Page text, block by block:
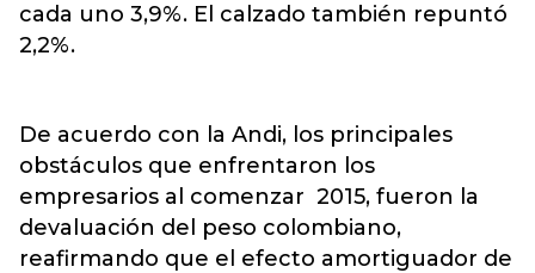
cada uno 3,9%. El calzado también repuntó
2,2%.
De acuerdo con la Andi, los principales
obstáculos que enfrentaron los
empresarios al comenzar 2015, fueron la
devaluación del peso colombiano,
reafirmando que el efecto amortiguador de